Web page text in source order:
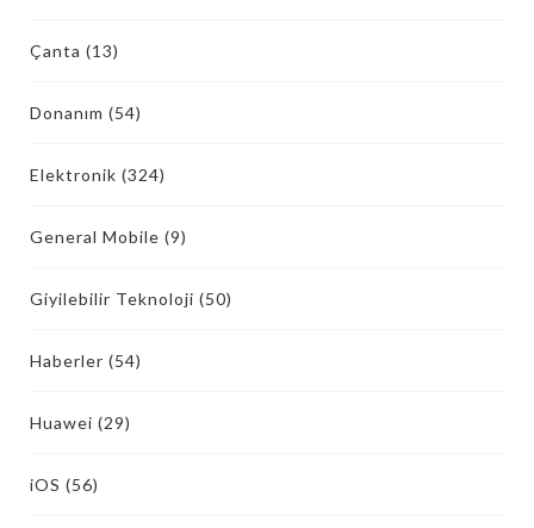
Çanta (13)
Donanım (54)
Elektronik (324)
General Mobile (9)
Giyilebilir Teknoloji (50)
Haberler (54)
Huawei (29)
iOS (56)